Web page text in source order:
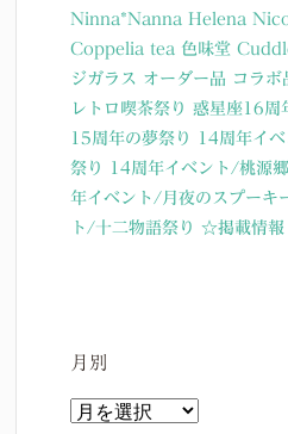
Ninna*Nanna
Helena
Coppelia tea 色味堂
ジガラス オーダー品 コラボ
レトロ喫茶祭り
惑星座16周
15周年の夢祭り
14周年イ
祭り
14周年イベント/桃源
年イベント/月夜のスプーキ
ト/十二物語祭り
☆掲載情報
月別
月